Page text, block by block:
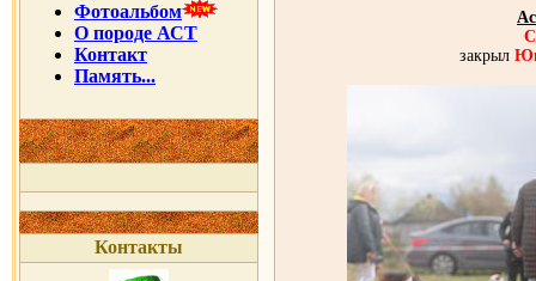
Фотоальбом
О породе АСТ
Контакт
Память...
Контакты
закрыл